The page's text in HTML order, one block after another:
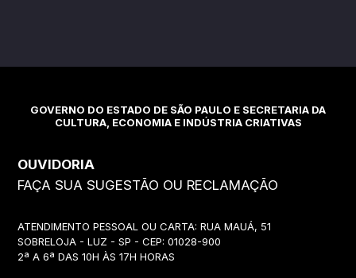
GOVERNO DO ESTADO DE SÃO PAULO E SECRETARIA DA
CULTURA, ECONOMIA E INDÚSTRIA CRIATIVAS
OUVIDORIA
FAÇA SUA SUGESTÃO OU RECLAMAÇÃO
ATENDIMENTO PESSOAL OU CARTA: RUA MAUÁ, 51
SOBRELOJA - LUZ - SP - CEP: 01028-900
2ª A 6ª DAS 10H ÀS 17H HORAS